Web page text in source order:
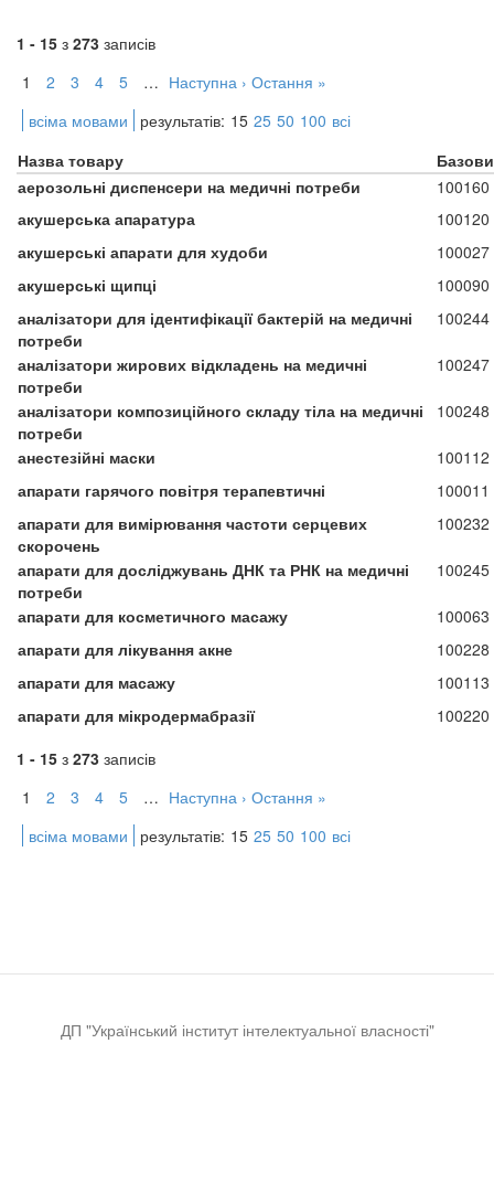
1 - 15 з 273 записів
1
2 3 4 5 … Наступна › Остання »
всіма мовами
результатів: 15 25 50 100 всі
Назва товару
аерозольні диспенсери на медичні потреби
100160
акушерська апаратура
100120
акушерські апарати для худоби
100027
акушерські щипці
100090
аналізатори для ідентифікації бактерій на медичні
потреби
100244
аналізатори жирових відкладень на медичні
потреби
100247
аналізатори композиційного складу тіла на медичні
потреби
100248
анестезійні маски
100112
апарати гарячого повітря терапевтичні
100011
апарати для вимірювання частоти серцевих
скорочень
100232
апарати для досліджувань ДНК та РНК на медичні
потреби
100245
апарати для косметичного масажу
100063
апарати для лікування акне
100228
апарати для масажу
100113
апарати для мікродермабразії
100220
1 - 15 з 273 записів
1
2 3 4 5 … Наступна › Остання »
всіма мовами
результатів: 15 25 50 100 всі
ДП "Український інститут інтелектуальної власності"